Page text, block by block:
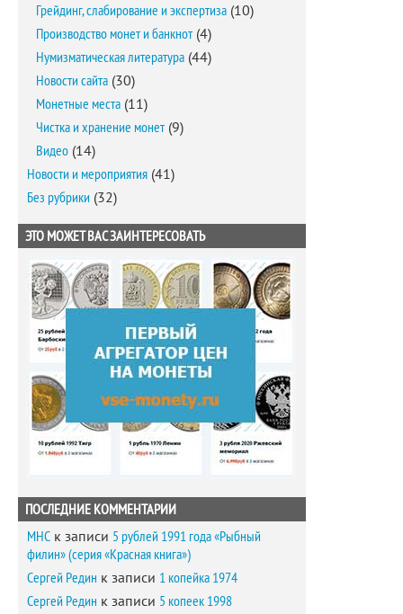
Грейдинг, слабирование и экспертиза (10)
Производство монет и банкнот(4)
Нумизматическая литература (44)
Новости сайта (30)
Монетные места (11)
Чистка и хранение монет(9)
Видео (14)
Новости и мероприятия (41)
Без рубрики (32)
ЭТО МОЖЕТ ВАС ЗАИНТЕРЕСОВАТЬ
ПОСЛЕДНИЕ КОММЕНТАРИИ
MHC к записи 5 рублей 1991 года «Рыбный
филин» (серия «Красная книга»)
Сергей Редин к записи 1 копейка 1974
Сергей Редин к записи 5 копеек 1998